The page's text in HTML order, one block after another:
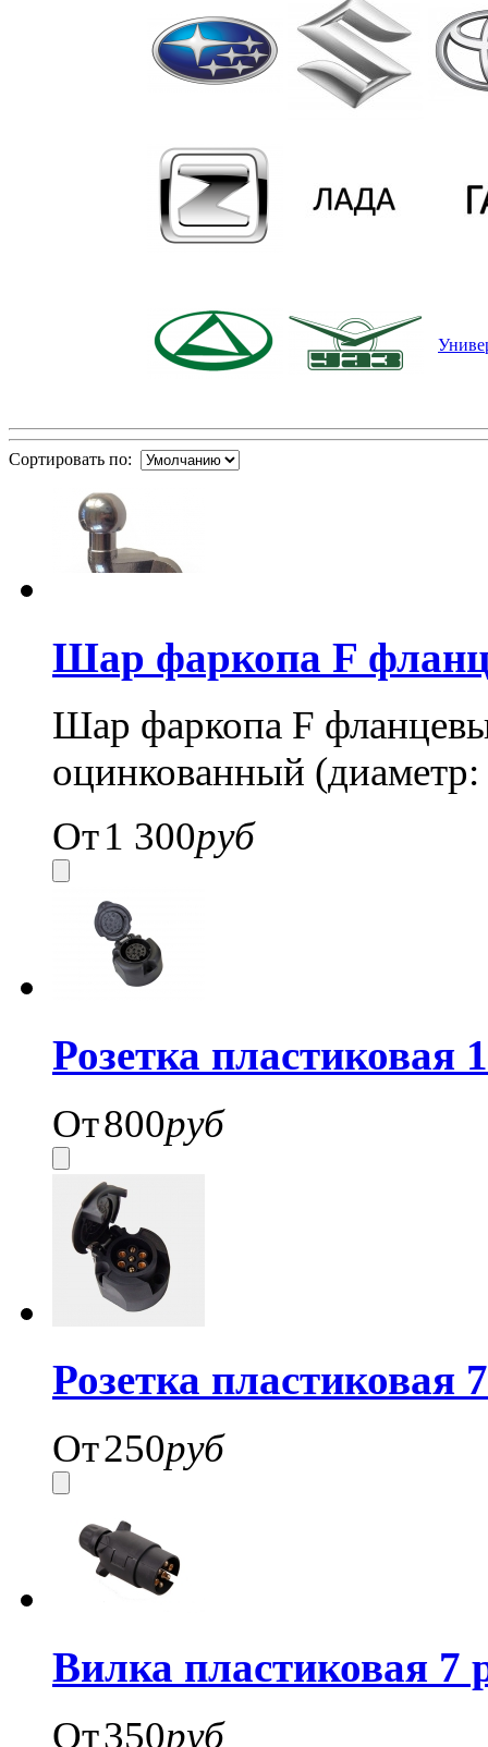
Сортировать по:
Шар фаркопа F
Шар фаркопа F
оцинкованный
От1 300руб
Розетка пластиковая
От800руб
Розетка пластиковая
От250руб
Вилка пластиковая 7
От350руб